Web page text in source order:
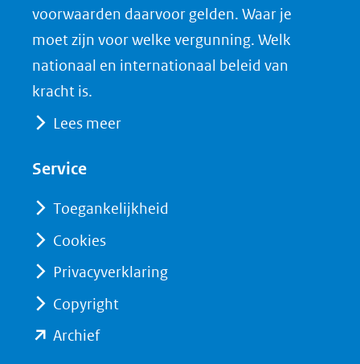
b
o
o
in
(verwijst
een
andere
website)
e
d
I
(verwijst
andere
venster)
(verwijst
naar
voorwaarden daarvoor gelden. Waar je
moet zijn voor welke vergunning. Welk
nationaal en internationaal beleid van
kracht is.
Lees meer
Service
Toegankelijkheid
Cookies
Privacyverklaring
Copyright
Archief(opent